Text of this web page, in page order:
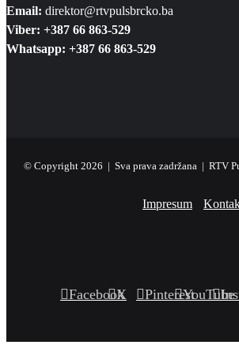
Email: direktor@rtvpulsbrcko.ba
Viber: +387 66 863-529
Whatsapp: +387 66 863-529
© Copyright 2026 | Sva prava zadržana | RTV
Impresum
Facebook
X PinterestYouTube